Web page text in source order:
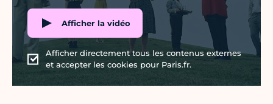
Afficher la vidéo
Afficher directement tous les contenus externes
et accepter les cookies pour Paris.fr.